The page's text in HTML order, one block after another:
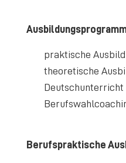
praktische
theoretische
Deutschunterricht
Berufspraktische